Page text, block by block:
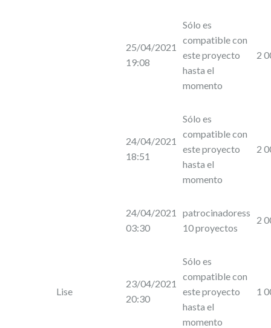
25/04/2021
19:08
Sólo es
compatible con
este proyecto
hasta el
momento
2
24/04/2021
18:51
Sólo es
compatible con
este proyecto
hasta el
momento
2
24/04/2021
03:30
patrocinadoress
10 proyectos
2
Lise
23/04/2021
20:30
Sólo es
compatible con
este proyecto
hasta el
momento
1